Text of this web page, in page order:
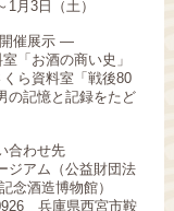
1月3日（土）
催展示 ―
「お酒の商い史」
ら資料室「戦後80
記憶と記録をたど
合わせ先
ジアム（公益財団法
念酒造博物館）
兵庫県西宮市鞍